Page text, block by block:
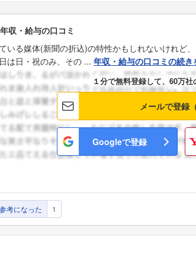
年収・給与の口コミ
いる媒体(新聞の折込)の特性かもしれないけれど
は日・祝のみ、その ... 年収・給与の口コミの続き
１分で無料登録して、60万社
メールで登録
Googleで登録
参考になった 1